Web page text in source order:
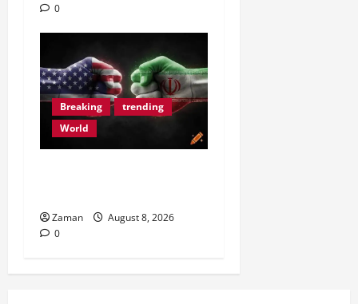
0
Breaking
trending
World
Zaman
August 8, 2026
0